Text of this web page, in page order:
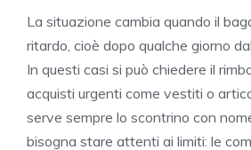
La situazione cambia quando il
ritardo, cioè dopo qualche giorno
In questi casi si può chiedere il
acquisti urgenti come vestiti o
serve sempre lo scontrino con
bisogna stare attenti ai limiti: le